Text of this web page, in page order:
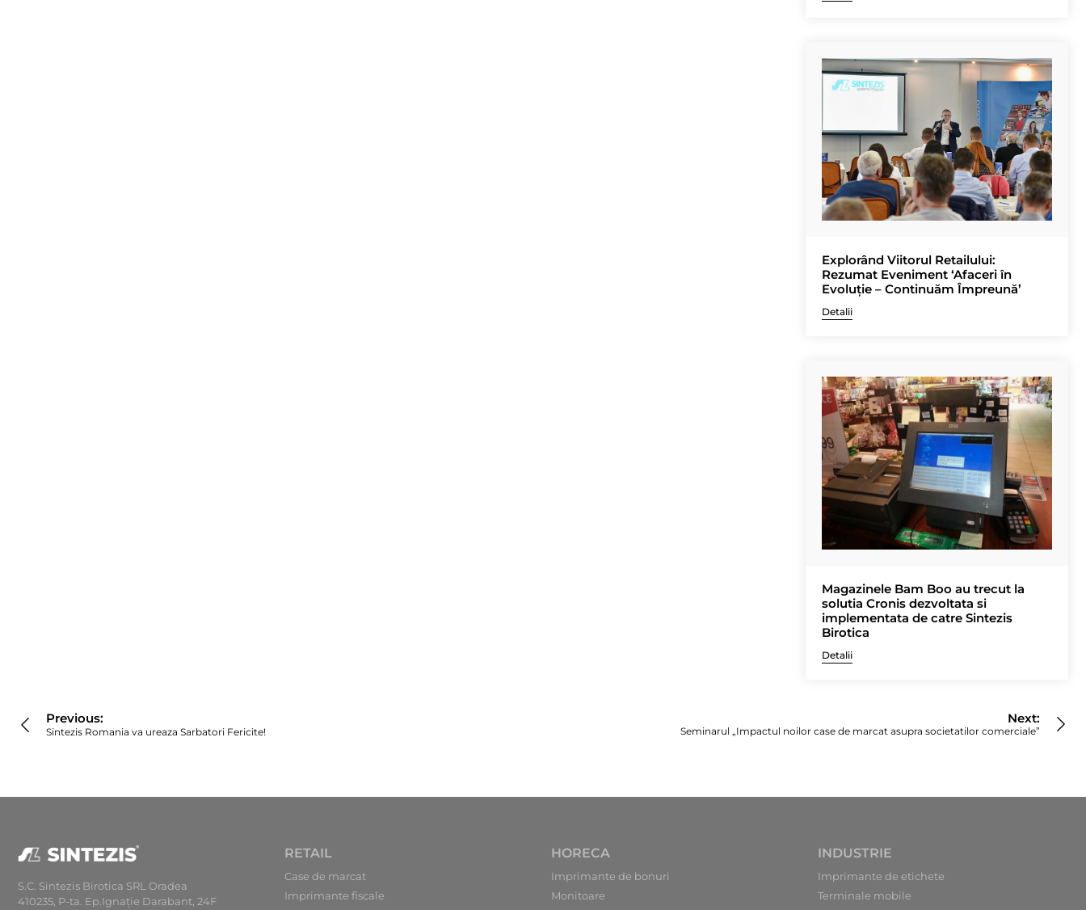
Explorând Viitorul Retailului:
Rezumat Eveniment ‘Afaceri în
Evoluție – Continuăm Împreună’
Detalii
Magazinele Bam Boo au trecut la
solutia Cronis dezvoltata si
implementata de catre Sintezis
Birotica
Detalii
în
articole
Previous:
Sintezis Romania va ureaza Sarbatori Fericite!
Next:
Seminarul „Impactul noilor case de marcat asupra societatilor comerciale”
S.C. Sintezis Birotica SRL Oradea
410235, P-ta. Ep.Ignaţie Darabant, 24F
RETAIL
Case de marcat
Imprimante fiscale
HORECA
Imprimante de bonuri
Monitoare
INDUSTRIE
Imprimante de etichete
Terminale mobile